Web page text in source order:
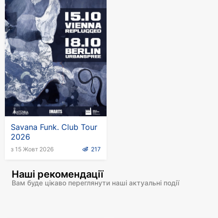
Savana Funk. Club Tour
2026
з 15 Жовт 2026 217
Наші рекомендації
Вам буде цікаво переглянути наші актуальні події